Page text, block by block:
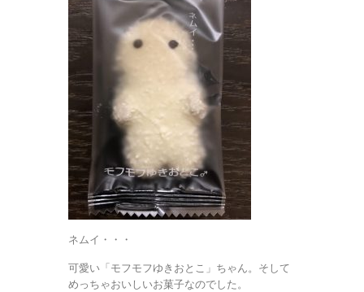
ネムイ・・・
可愛い「モフモフゆきおとこ」ちゃん。そして
めっちゃおいしいお菓子なのでした。